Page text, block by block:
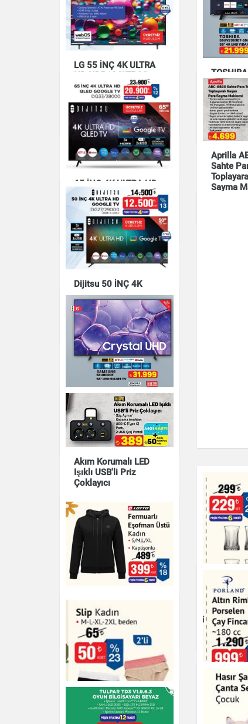
LG 55 İNÇ 4K ULTRA
HD HDR10 WEBOS
SMART TV
UA84006LB
Elektronik
TOSHIBA
UHD
Elektronik
65 İNÇ 4K ULTRA HD
QLED GOOGLE TV
DQ33/38000
Elektronik
Aprilla
Sahte
Sayma
Dijitsu 50 İNÇ 4K
ULTRA HD GOOGLE TV
DG27/29000
Elektronik
SAMSUNG 58U8000F
58" UHD SMART TV
Elektronik
Akım Korumalı LED
Işıklı USB'li Priz
Çoklayıcı
Elektronik
Elysia
170 cc
Çay & Kahve &
Üstü Kadın
Giyim
Altın
Çay